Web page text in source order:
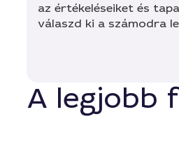
az értékeléseiket és
válaszd ki a számodra
A legjobb